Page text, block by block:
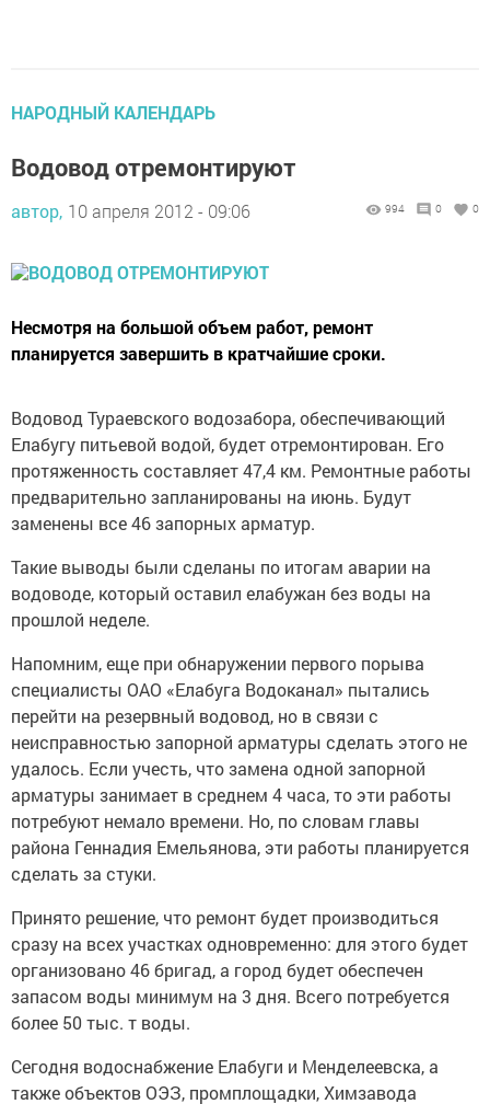
НАРОДНЫЙ КАЛЕНДАРЬ
Водовод отремонтируют
автор, 10 апреля 2012 - 09:06 994 0 0
Несмотря на большой объем работ, ремонт
планируется завершить в кратчайшие сроки.
Водовод Тураевского водозабора, обеспечивающий
Елабугу питьевой водой, будет отремонтирован. Его
протяженность составляет 47,4 км. Ремонтные работы
предварительно запланированы на июнь. Будут
заменены все 46 запорных арматур.
Такие выводы были сделаны по итогам аварии на
водоводе, который оставил елабужан без воды на
прошлой неделе.
Напомним, еще при обнаружении первого порыва
специалисты ОАО «Елабуга Водоканал» пытались
перейти на резервный водовод, но в связи с
неисправностью запорной арматуры сделать этого не
удалось. Если учесть, что замена одной запорной
арматуры занимает в среднем 4 часа, то эти работы
потребуют немало времени. Но, по словам главы
района Геннадия Емельянова, эти работы планируется
сделать за стуки.
Принято решение, что ремонт будет производиться
сразу на всех участках одновременно: для этого будет
организовано 46 бригад, а город будет обеспечен
запасом воды минимум на 3 дня. Всего потребуется
более 50 тыс. т воды.
Сегодня водоснабжение Елабуги и Менделеевска, а
также объектов ОЭЗ, промплощадки, Химзавода